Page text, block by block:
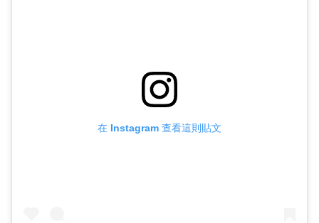
在 Instagram 查看這則貼文